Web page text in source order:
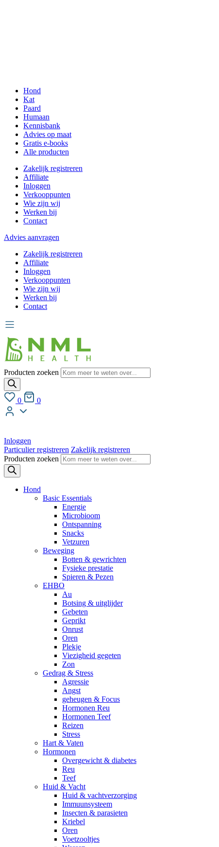
Hond
Kat
Paard
Humaan
Kennisbank
Advies op maat
Gratis e-books
Alle producten
Zakelijk registreren
Affiliate
Inloggen
Verkooppunten
Wie zijn wij
Werken bij
Contact
Advies aanvragen
Zakelijk registreren
Affiliate
Inloggen
Verkooppunten
Wie zijn wij
Werken bij
Contact
Producten zoeken
0 0
Inloggen
Particulier registreren Zakelijk registreren
Producten zoeken
Hond
Basic Essentials
Energie
Microbioom
Ontspanning
Snacks
Vetzuren
Beweging
Botten & gewrichten
Fysieke prestatie
Spieren & Pezen
EHBO
Au
Botsing & uitglijder
Gebeten
Geprikt
Onrust
Oren
Plekje
Viezigheid gegeten
Zon
Gedrag & Stress
Agressie
Angst
geheugen & Focus
Hormonen Reu
Hormonen Teef
Reizen
Stress
Hart & Vaten
Hormonen
Overgewicht & diabetes
Reu
Teef
Huid & Vacht
Huid & vachtverzorging
Immuunsysteem
Insecten & parasieten
Kriebel
Oren
Voetzooltjes